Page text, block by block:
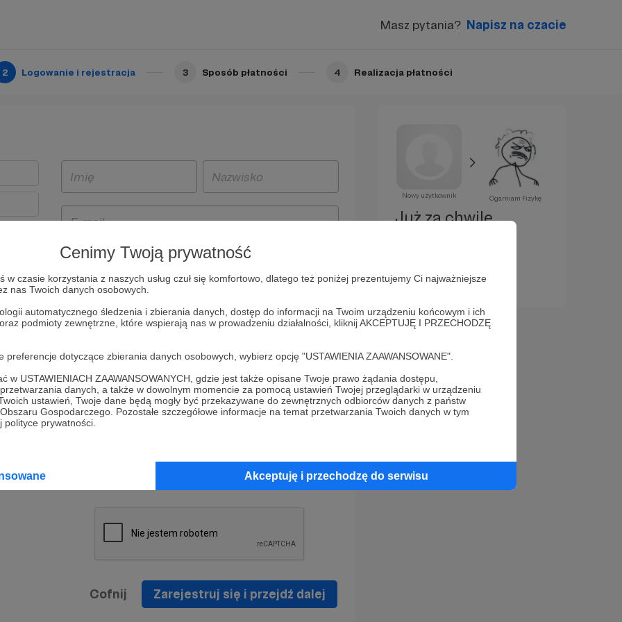
Cenimy Twoją prywatność
w czasie korzystania z naszych usług czuł się komfortowo, dlatego też poniżej prezentujemy Ci najważniejsze
nas Twoich danych osobowych.
automatycznego śledzenia i zbierania danych, dostęp do informacji na Twoim urządzeniu końcowym i ich
podmioty zewnętrzne, które wspierają nas w prowadzeniu działalności, kliknij AKCEPTUJĘ I PRZECHODZĘ
dotyczące zbierania danych osobowych, wybierz opcję "USTAWIENIA ZAAWANSOWANE".
w USTAWIENIACH ZAAWANSOWANYCH, gdzie jest także opisane Twoje prawo żądania dostępu,
danych, a także w dowolnym momencie za pomocą ustawień Twojej przeglądarki w urządzeniu
ustawień, Twoje dane będą mogły być przekazywane do zewnętrznych odbiorców danych z państw
Gospodarczego. Pozostałe szczegółowe informacje na temat przetwarzania Twoich danych w tym
prywatności.
Akceptuję i przechodzę do serwisu
Masz pytania? Napisz na czacie
2 Logowanie i rejestracja 3 Sposób płatności 4 Realizacja płatności
i
będą
z
prawo
na
Politykę Prywatności
* Wyrażam zgodę na przetwarzanie moich danych
osobowych podanych w formularzu rejestracyjnym w celu
prawidłowego świadczenia usług serwisu Patronite.
informacji handlowych - newslettera. Opcja ta może zostać
Cofnij Zarejestruj się i przejdź dalej
Nowy użytkownik Ogarniam Fizykę
Już za chwilę